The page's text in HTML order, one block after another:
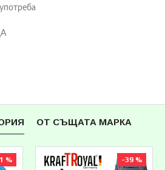
ОТ СЪЩАТА МАРКА
% -39 %